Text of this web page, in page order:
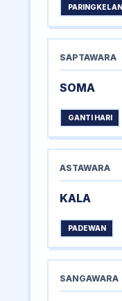
PARINGKELAN
SAPTAWARA
SOMA
GANTI HARI
ASTAWARA
KALA
PADEWAN
SANGAWARA